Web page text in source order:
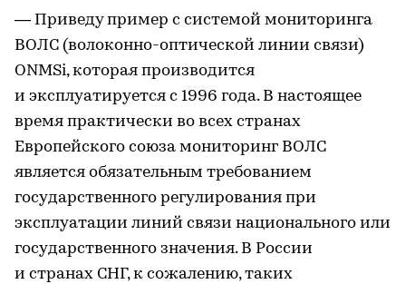
— Приведу пример с системой мониторинга
ВОЛС (волоконно-оптической линии связи)
ONMSi, которая производится
и эксплуатируется с 1996 года. В настоящее
время практически во всех странах
Европейского союза мониторинг ВОЛС
является обязательным требованием
государственного регулирования при
эксплуатации линий связи национального или
государственного значения. В России
и странах СНГ, к сожалению, таких